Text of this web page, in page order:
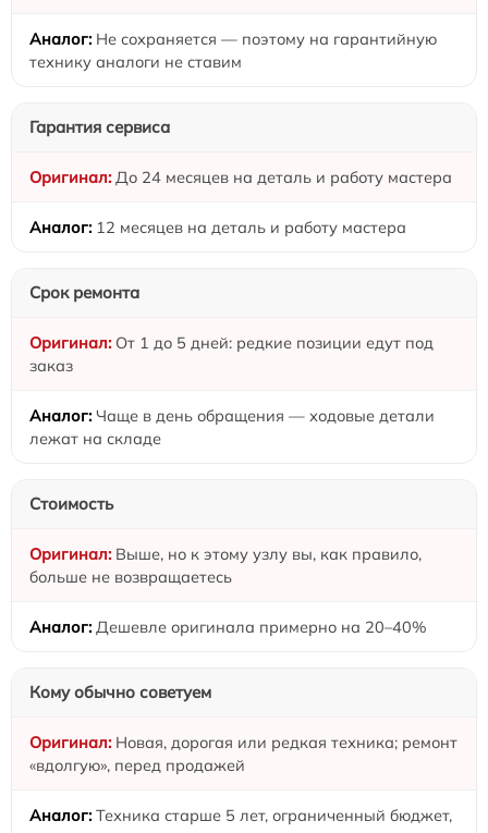
Не сохраняется — поэтому на гарантийную
технику аналоги не ставим
Гарантия сервиса
До 24 месяцев на деталь и работу мастера
12 месяцев на деталь и работу мастера
Срок ремонта
От 1 до 5 дней: редкие позиции едут под
заказ
Чаще в день обращения — ходовые детали
лежат на складе
Стоимость
Выше, но к этому узлу вы, как правило,
больше не возвращаетесь
Дешевле оригинала примерно на 20–40%
Кому обычно советуем
Новая, дорогая или редкая техника; ремонт
«вдолгую», перед продажей
Техника старше 5 лет, ограниченный бюджет,